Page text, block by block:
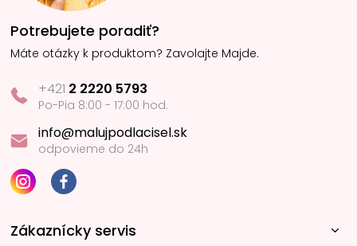
Potrebujete poradiť?
Máte otázky k produktom? Zavolajte Majde.
+421 2 2220 5793
Po-Pia 8:00 - 17:00 hod.
info@malujpodlacisel.sk
odpovieme do 24h
Zákaznícky servis